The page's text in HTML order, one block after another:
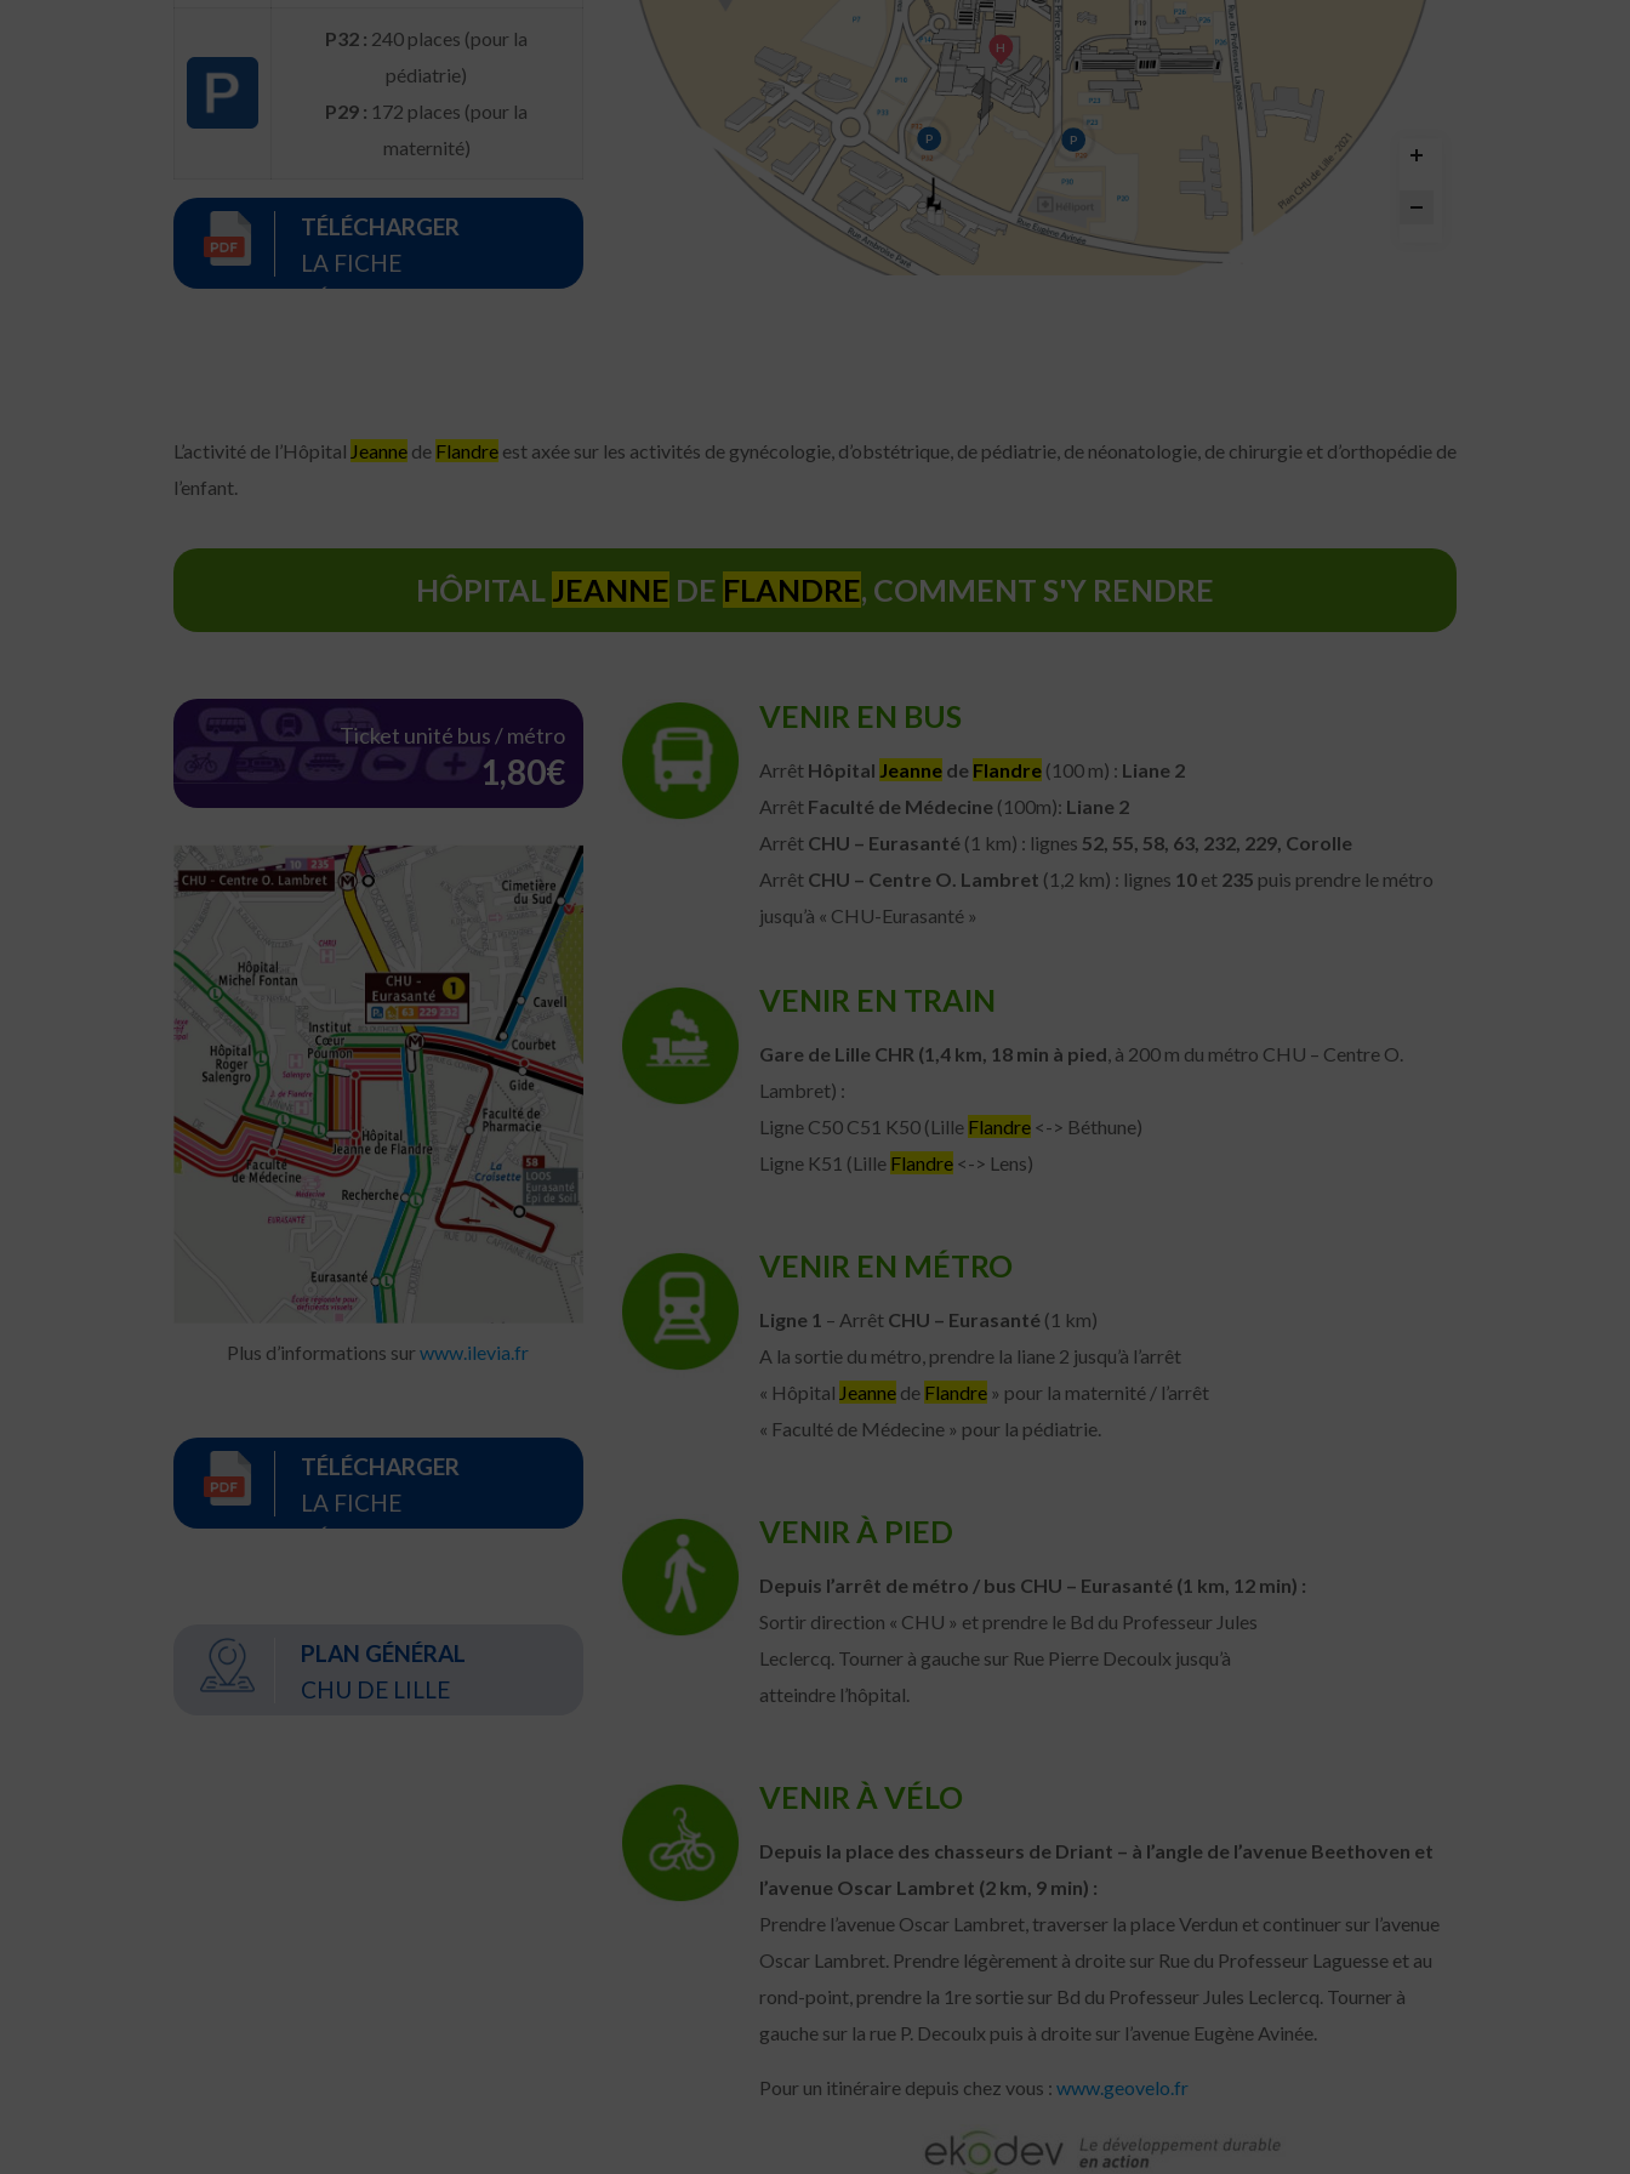
P32 : 240 places (pour la
pédiatrie)
P29 : 172 places (pour la
maternité)
TÉLÉCHARGER
LA FICHE
H
P P
L’activité de l’Hôpital Jeannede Flandreest axée sur les activités de gynécologie, d’obstétrique, de pédiatrie, de néonatologie, de chirurgie et d’orthopédie de
l’enfant.
HÔPITAL JEANNE DE FLANDRE, COMMENT S'Y RENDRE
Ticket unité bus / métro
1,80€
Plus d’informations surwww.ilevia.fr
TÉLÉCHARGER
LA FICHE
PLAN GÉNÉRAL
CHU DE LILLE
VENIR EN BUS
Arrêt Hôpital Jeanne de Flandre (100 m) : Liane 2
Arrêt Faculté de Médecine (100m): Liane 2
Arrêt CHU – Eurasanté (1 km) : lignes 52, 55, 58, 63, 232, 229, Corolle
Arrêt CHU – Centre O. Lambret (1,2 km) : lignes 10 et 235 puis prendre le métro
jusqu’à « CHU-Eurasanté »
VENIR EN TRAIN
Gare de Lille CHR (1,4 km, 18 min à pied , à 200 m du métro CHU – Centre O.
Lambret) :
Ligne C50 C51 K50 (Lille Flandre <-> Béthune)
Ligne K51 (Lille Flandre <-> Lens)
VENIR EN MÉTRO
Ligne 1 – Arrêt CHU – Eurasanté (1 km)
A la sortie du métro, prendre la liane 2 jusqu’à l’arrêt
« Hôpital Jeanne de Flandre » pour la maternité / l’arrêt
« Faculté de Médecine » pour la pédiatrie.
VENIR À PIED
Depuis l’arrêt de métro / bus CHU – Eurasanté (1 km, 12 min) :
Sortir direction « CHU » et prendre le Bd du Professeur Jules
Leclercq. Tourner à gauche sur Rue Pierre Decoulx jusqu’à
atteindre l’hôpital.
VENIR À VÉLO
Depuis la place des chasseurs de Driant – à l’angle de l’avenue Beethoven et
l’avenue Oscar Lambret (2 km, 9 min) :
Prendre l’avenue Oscar Lambret, traverser la place Verdun et continuer sur l’avenue
Oscar Lambret. Prendre légèrement à droite sur Rue du Professeur Laguesse et au
rond-point, prendre la 1re sortie sur Bd du Professeur Jules Leclercq. Tourner à
gauche sur la rue P. Decoulx puis à droite sur l’avenue Eugène Avinée.
Pour un itinéraire depuis chez vous :www.geovelo.fr